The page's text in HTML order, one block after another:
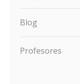
Blog
Profesores